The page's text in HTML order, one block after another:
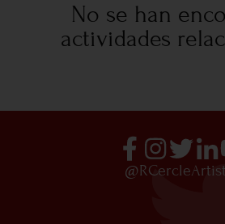
No se han
actividades